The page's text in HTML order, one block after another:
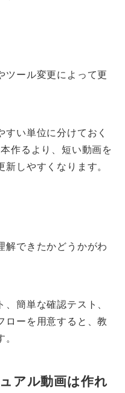
ツール変更によって更
い単位に分けておく
作るより、短い動画を
しやすくなります。
解できたかどうかがわ
簡単な確認テスト、
ローを用意すると、教
アル動画は作れ